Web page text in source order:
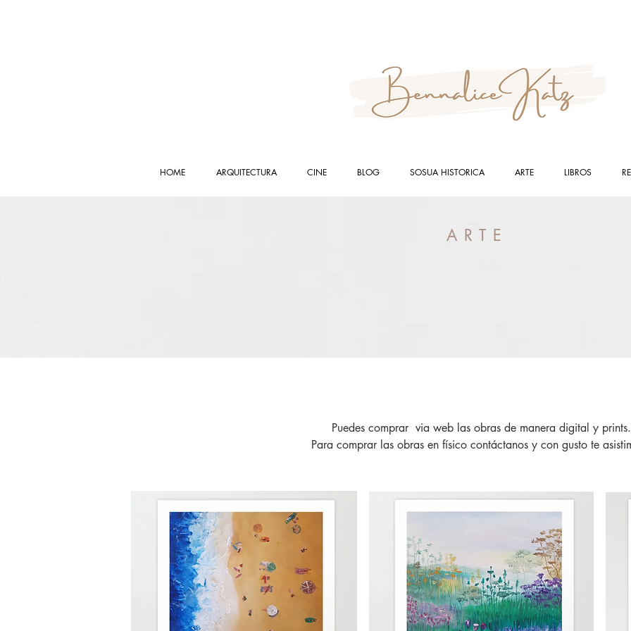
HOME ARQUITECTURA CINE BLOG SOSUA HISTORICA ARTE LIBROS
ARTE
Puedes comprar via web las obras de manera digital y prints.
Para comprar las obras en físico contáctanos y con gusto te